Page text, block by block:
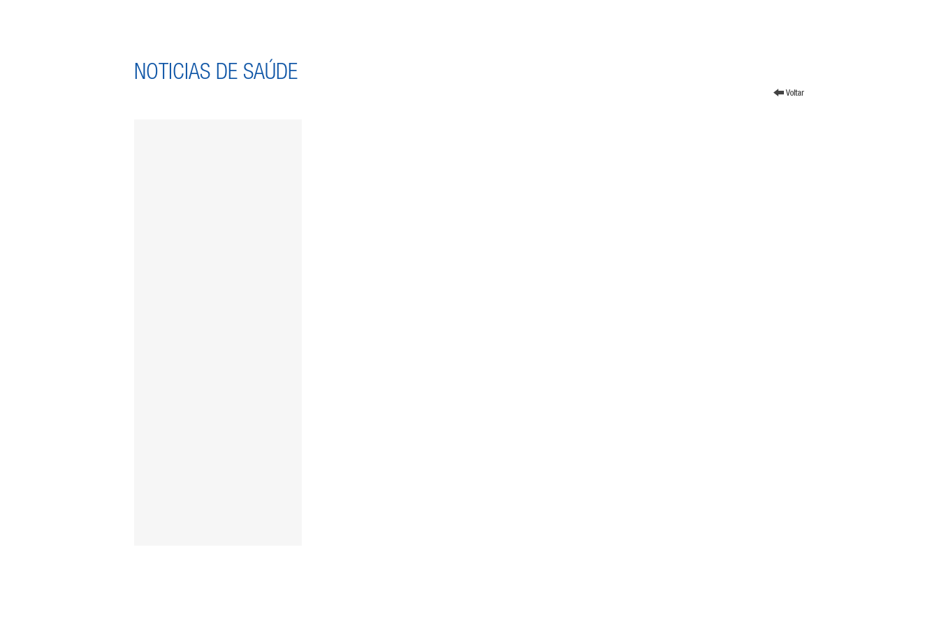
NOTICIAS DE SAÚDE